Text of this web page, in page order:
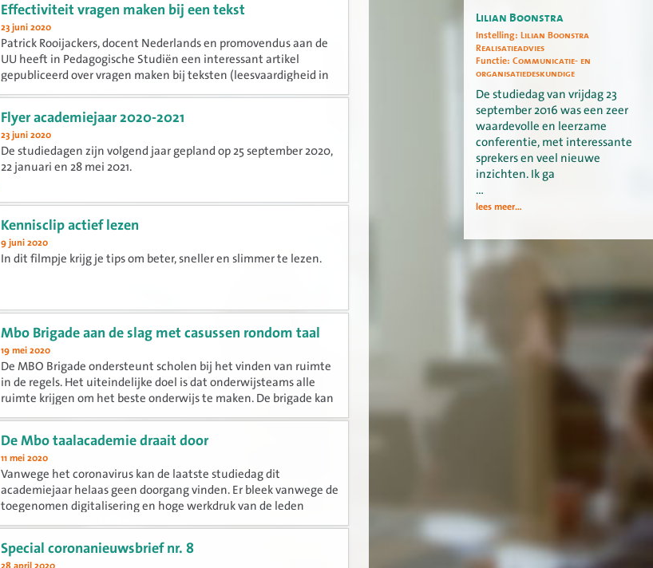
Lilian Boonstra
Instelling: Lilian Boonstra
Realisatieadvies
Functie: Communicatie- en
organisatiedeskundige
De studiedag van vrijdag 23
september 2016 was een zeer
waardevolle en leerzame
conferentie, met interessante
sprekers en veel nieuwe
inzichten. Ik ga
…
lees meer...
Effectiviteit vragen maken bij een tekst
23 juni 2020
Patrick Rooijackers, docent Nederlands en promovendus aan de
UU heeft in Pedagogische Studiën een interessant artikel
gepubliceerd over vragen maken bij teksten (leesvaardigheid in
vo). Een aanpak die in het vo in de leeslessen veel wordt
gebruikt...
Flyer academiejaar 2020-2021
23 juni 2020
De studiedagen zijn volgend jaar gepland op 25 september 2020,
22 januari en 28 mei 2021.
Kennisclip actief lezen
9 juni 2020
In dit filmpje krijg je tips om beter, sneller en slimmer te lezen.
Mbo Brigade aan de slag met casussen rondom taal
19 mei 2020
De MBO Brigade ondersteunt scholen bij het vinden van ruimte
in de regels. Het uiteindelijke doel is dat onderwijsteams alle
ruimte krijgen om het beste onderwijs te maken. De brigade kan
ook voorstellen doen voor het opruimen van overbodige regels.
De Mbo taalacademie draait door
11 mei 2020
Vanwege het coronavirus kan de laatste studiedag dit
academiejaar helaas geen doorgang vinden. Er bleek vanwege de
toegenomen digitalisering en hoge werkdruk van de leden
momenteel weinig tot geen behoefte aan een online studiedag
met webinars. Wel...
Special coronanieuwsbrief nr. 8